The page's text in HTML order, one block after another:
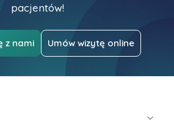
pacjentów!
z nami Umów wizytę online